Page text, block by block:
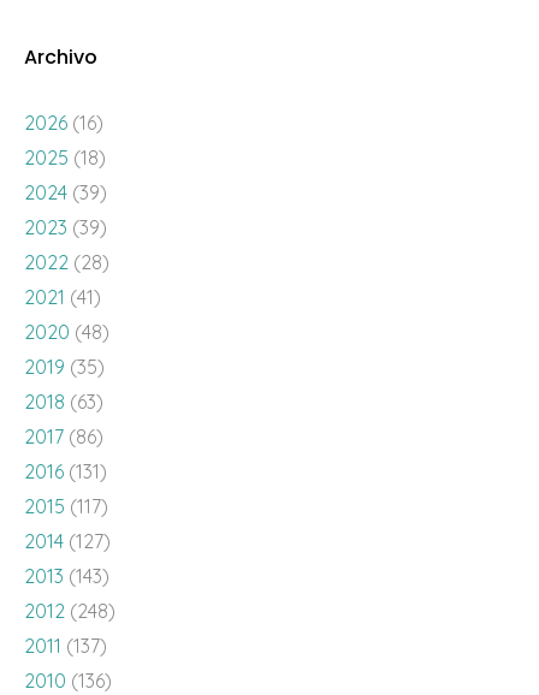
Archivo
2026 (16)
2025 (18)
2024 (39)
2023 (39)
2022 (28)
2021 (41)
2020 (48)
2019 (35)
2018 (63)
2017 (86)
2016 (131)
2015 (117)
2014 (127)
2013 (143)
2012 (248)
2011 (137)
2010 (136)